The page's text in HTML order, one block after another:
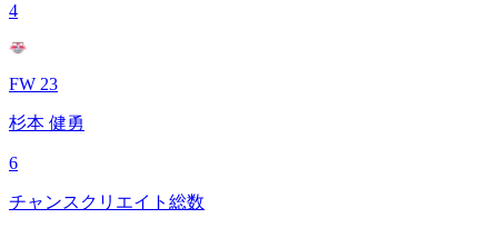
4
FW 23
杉本 健勇
6
チャンスクリエイト総数